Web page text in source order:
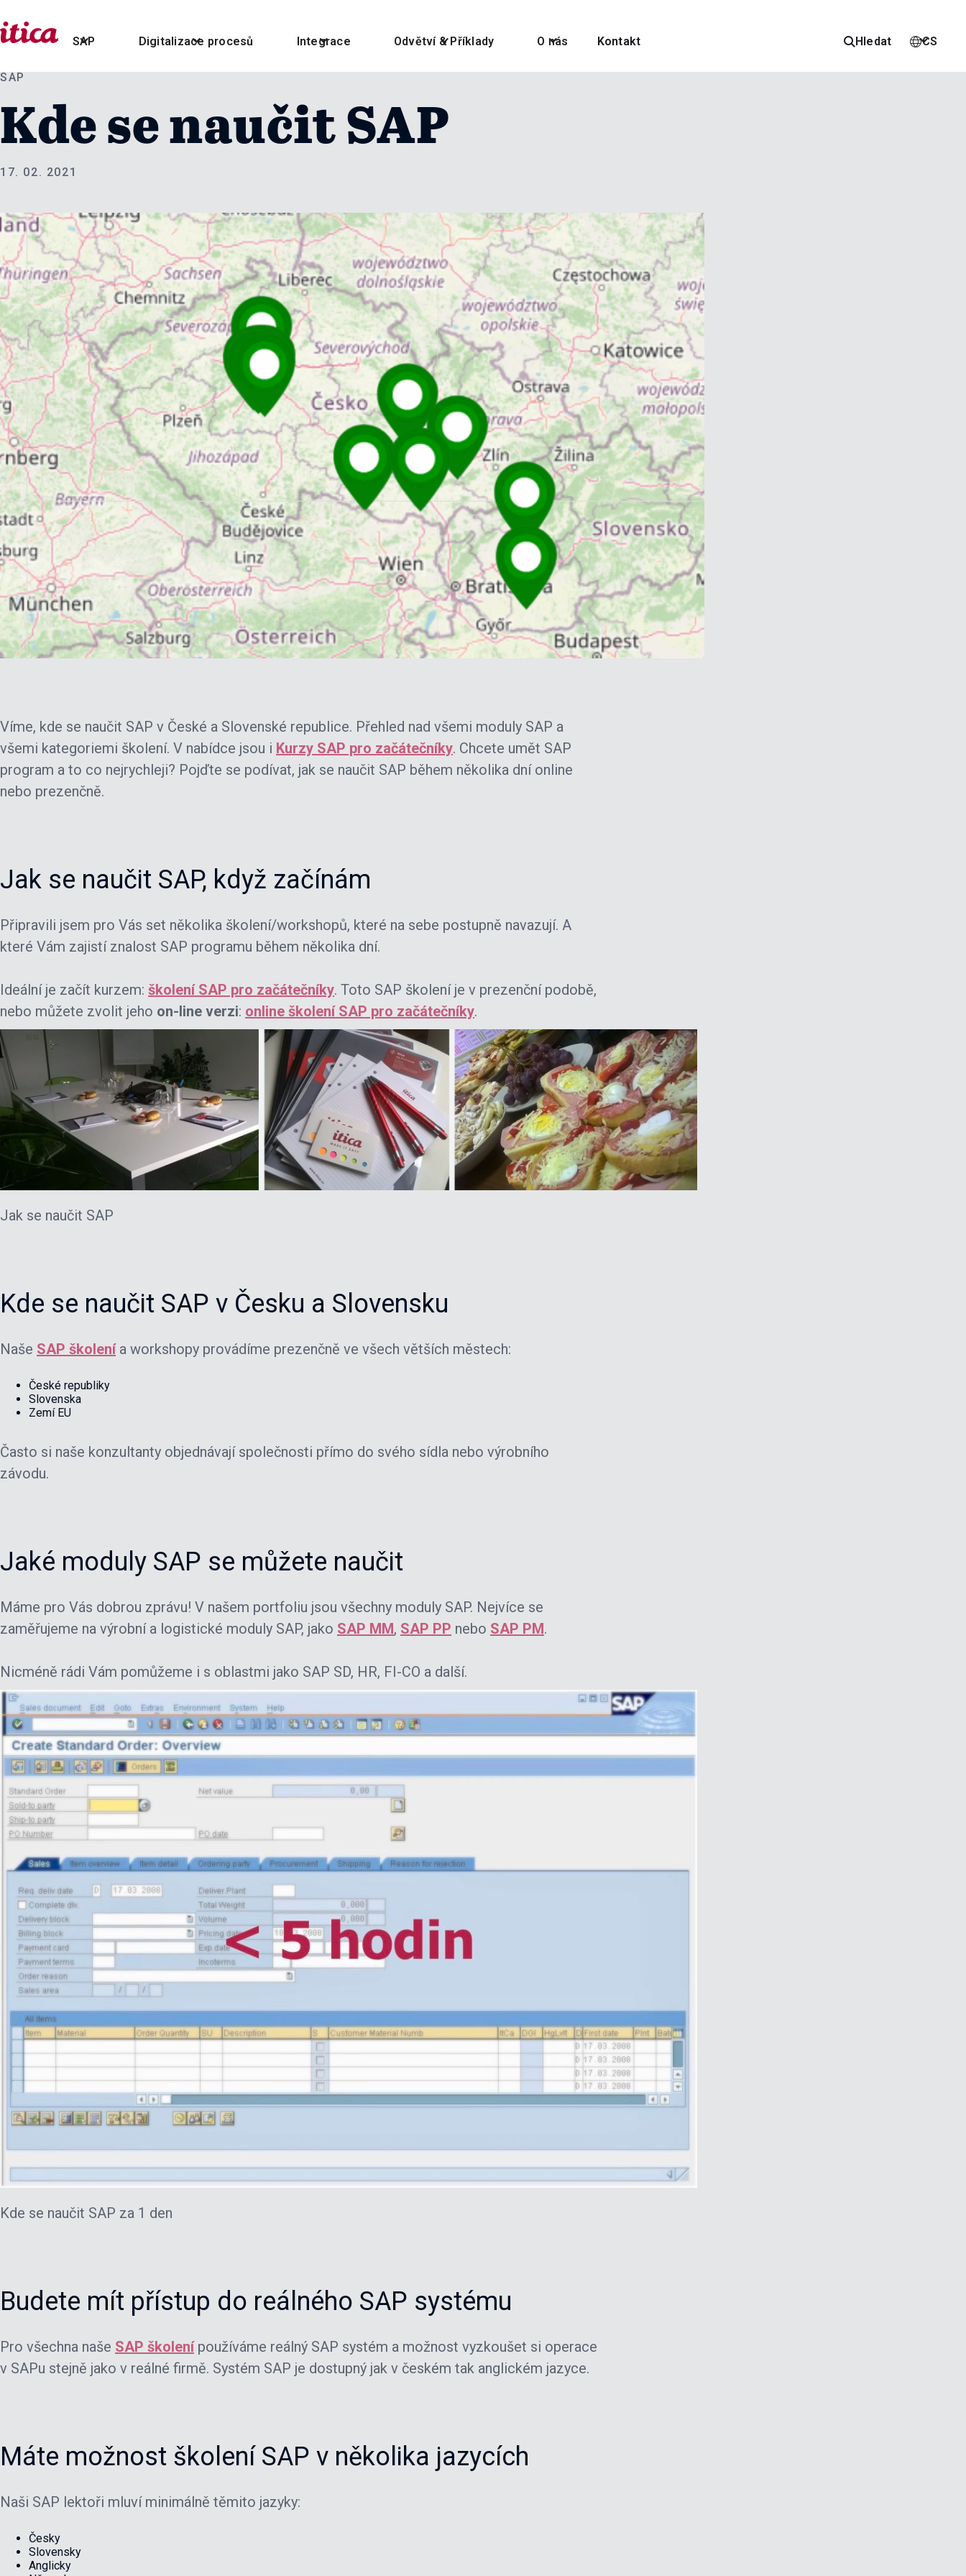
SAP Digitalizace procesů Integrace Odvětví & Příklady O nás Kontakt  Hledat CS
SAP
Kde se naučit SAP
17. 02. 2021
Víme, kde se naučit SAP v České a Slovenské republice. Přehled nad všemi moduly SAP a
všemi kategoriemi školení. V nabídce jsou i Kurzy SAP pro začátečníky. Chcete umět SAP
program a to co nejrychleji? Pojďte se podívat, jak se naučit SAP během několika dní online
nebo prezenčně.
Jak se naučit SAP, když začínám
Připravili jsem pro Vás set několika školení/workshopů, které na sebe postupně navazují. A
které Vám zajistí znalost SAP programu během několika dní.
Ideální je začít kurzem: školení SAP pro začátečníky. Toto SAP školení je v prezenční podobě,
nebo můžete zvolit jeho on-line verzi: online školení SAP pro začátečníky.
Jak se naučit SAP
Kde se naučit SAP v Česku a Slovensku
Naše SAP školenía workshopy provádíme prezenčně ve všech větších městech:
České republiky
Slovenska
Zemí EU
Často si naše konzultanty objednávají společnosti přímo do svého sídla nebo výrobního
závodu.
Jaké moduly SAP se můžete naučit
Máme pro Vás dobrou zprávu! V našem portfoliu jsou všechny moduly SAP. Nejvíce se
zaměřujeme na výrobní a logistické moduly SAP, jako SAP MM, SAP PP nebo SAP PM.
Nicméně rádi Vám pomůžeme i s oblastmi jako SAP SD, HR, FI-CO a další.
Kde se naučit SAP za 1 den
Budete mít přístup do reálného SAP systému
Pro všechna naše SAP školenípoužíváme reálný SAP systém a možnost vyzkoušet si operace
v SAPu stejně jako v reálné firmě. Systém SAP je dostupný jak v českém tak anglickém jazyce.
Máte možnost školení SAP v několika jazycích
Naši SAP lektoři mluví minimálně těmito jazyky:
Česky
Slovensky
Anglicky